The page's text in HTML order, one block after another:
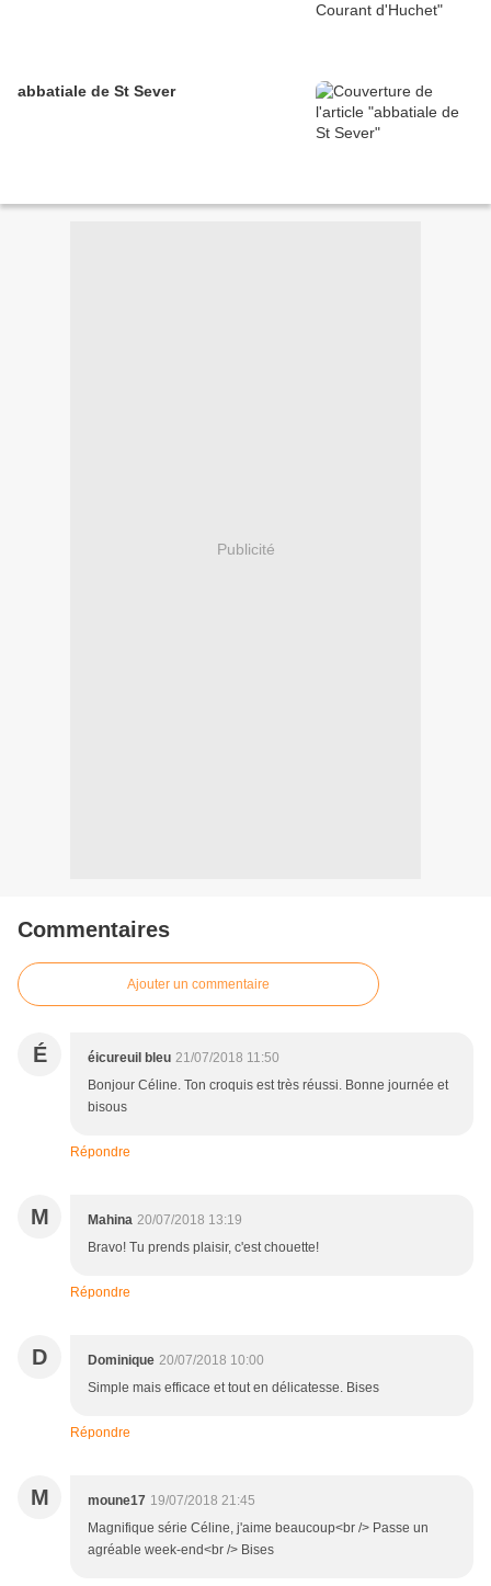
abbatiale de St Sever
Publicité
Commentaires
Ajouter un commentaire
É éicureuil bleu 21/07/2018 11:50
Bonjour Céline. Ton croquis est très réussi. Bonne journée et
bisous
Répondre
M Mahina 20/07/2018 13:19
Bravo! Tu prends plaisir, c'est chouette!
Répondre
D Dominique 20/07/2018 10:00
Simple mais efficace et tout en délicatesse. Bises
Répondre
M moune17 19/07/2018 21:45
Magnifique série Céline, j'aime beaucoup<br /> Passe un
agréable week-end<br /> Bises